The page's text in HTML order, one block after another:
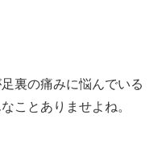
裏の痛みに悩んでいる
ことありませよね。